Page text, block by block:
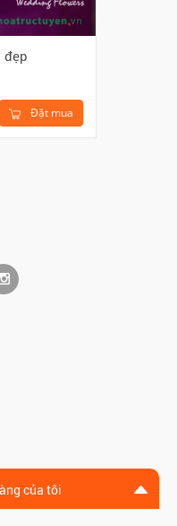
đẹp
Đặt mua
của tôi